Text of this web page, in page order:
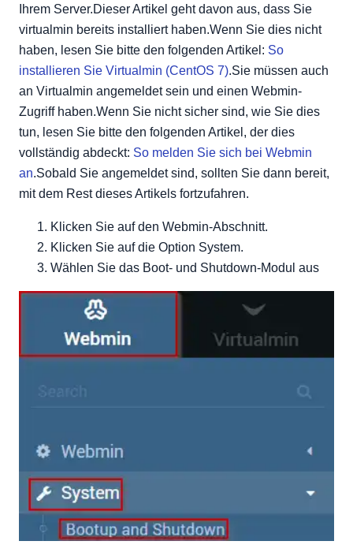
Ihrem Server.Dieser Artikel geht davon aus, dass Sie
virtualmin bereits installiert haben.Wenn Sie dies nicht
haben, lesen Sie bitte den folgenden Artikel: So
installieren Sie Virtualmin (CentOS 7).Sie müssen auch
an Virtualmin angemeldet sein und einen Webmin-
Zugriff haben.Wenn Sie nicht sicher sind, wie Sie dies
tun, lesen Sie bitte den folgenden Artikel, der dies
vollständig abdeckt: So melden Sie sich bei Webmin
an.Sobald Sie angemeldet sind, sollten Sie dann bereit,
mit dem Rest dieses Artikels fortzufahren.
Klicken Sie auf den Webmin-Abschnitt.
Klicken Sie auf die Option System.
Wählen Sie das Boot- und Shutdown-Modul aus